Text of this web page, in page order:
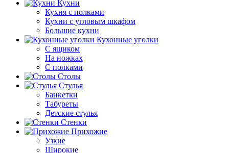
Кухни
Кухня с полками
Кухни с угловым шкафом
Большие кухни
Кухонные уголки
С ящиком
На ножках
С полками
Столы
Стулья
Банкетки
Табуреты
Детские стулья
Стенки
Прихожие
Узкие
Широкие